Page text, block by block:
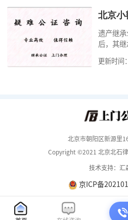
料外，公
京婚前
有利于
北京小
遗产继
后，其
的证明
拿着享
费。我们
更新时间
北京市朝阳区新源里
Copyright ©2021 北京北石
技术支持：汇
京ICP备